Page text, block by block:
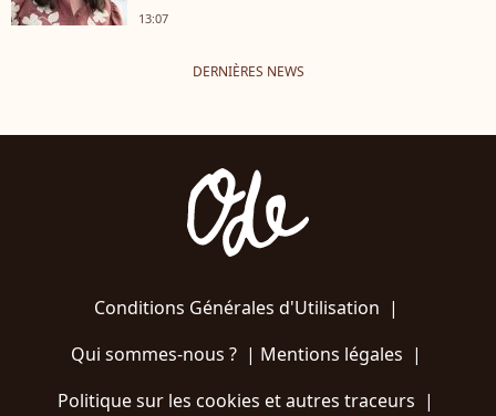
13:07
DERNIÈRES NEWS
Conditions Générales d'Utilisation |
Qui sommes-nous ?| Mentions légales |
Politique sur les cookies et autres traceurs |